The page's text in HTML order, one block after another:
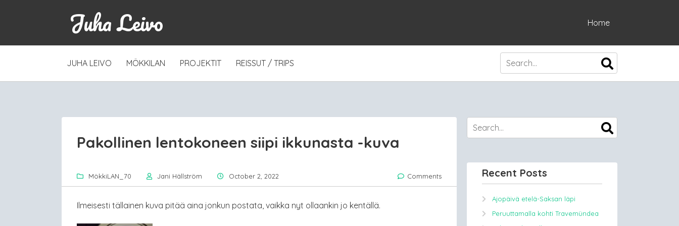
Juha Leivo Home
SKIP
CONTENT
JUHA LEIVO MÖKKILAN PROJEKTIT REISSUT / TRIPS
Pakollinen lentokoneen siipi ikkunasta -kuva
MökkiLAN_70 Jani Hällström October 2, 2022 Comments
Ilmeisesti tällainen kuva pitää aina jonkun postata, vaikka nyt ollaankin jo kentällä.
Recent Posts
Ajopäivä etelä-Saksan läpi
Peruuttamalla kohti Travemündea